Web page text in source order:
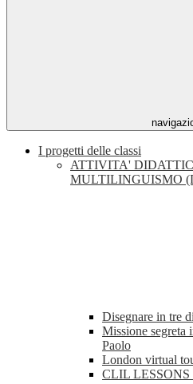
I progetti delle classi
ATTIVITA'
MULTILINGUISMO
Disegnare in tre
Missione segreta
Paolo
London virtual
CLIL LESSONS